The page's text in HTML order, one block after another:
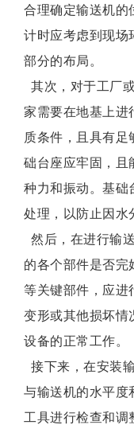
合理确定输送机的
计时应考虑到现场
部分的布局。
其次，对于工厂
家需要在地基上进
质条件，且具有足
础台座应牢固，且
种力和振动。基础
处理，以防止因水
然后，在进行输
的各个部件是否完
等关键部件，应进
变形或其他损坏情
设备的正常工作。
接下来，在安装
与输送机的水平度
工具进行检查和调